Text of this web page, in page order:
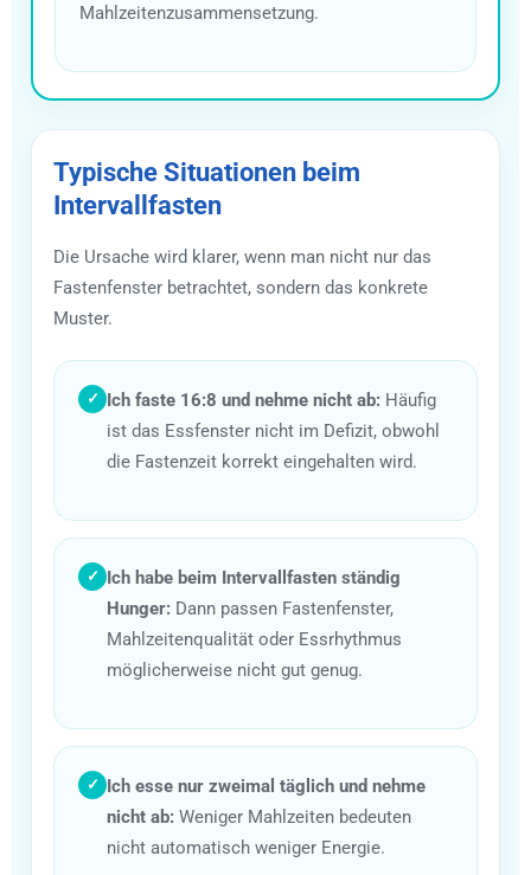
Mahlzeitenzusammensetzung.
Typische Situationen beim
Intervallfasten
Die Ursache wird klarer, wenn man nicht nur das
Fastenfenster betrachtet, sondern das konkrete
Muster.
✓ Ich faste 16:8 und nehme nicht ab: Häufig
ist das Essfenster nicht im Defizit, obwohl
die Fastenzeit korrekt eingehalten wird.
✓ Ich habe beim Intervallfasten ständig
Hunger: Dann passen Fastenfenster,
Mahlzeitenqualität oder Essrhythmus
möglicherweise nicht gut genug.
✓ Ich esse nur zweimal täglich und nehme
nicht ab: Weniger Mahlzeiten bedeuten
nicht automatisch weniger Energie.